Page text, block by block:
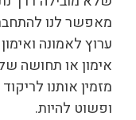
מאפשר לנו
ערוץ לאמונה
אימון או תחושה
מזמין אותנו
ופשוט להיות.